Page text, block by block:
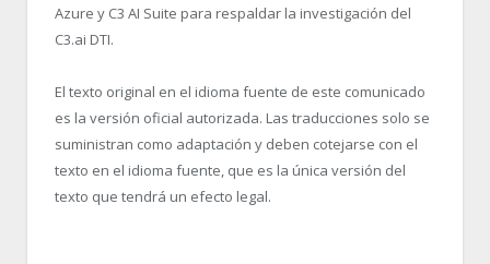
Azure y C3 AI Suite para respaldar la investigación del
C3.ai DTI.
El texto original en el idioma fuente de este comunicado
es la versión oficial autorizada. Las traducciones solo se
suministran como adaptación y deben cotejarse con el
texto en el idioma fuente, que es la única versión del
texto que tendrá un efecto legal.